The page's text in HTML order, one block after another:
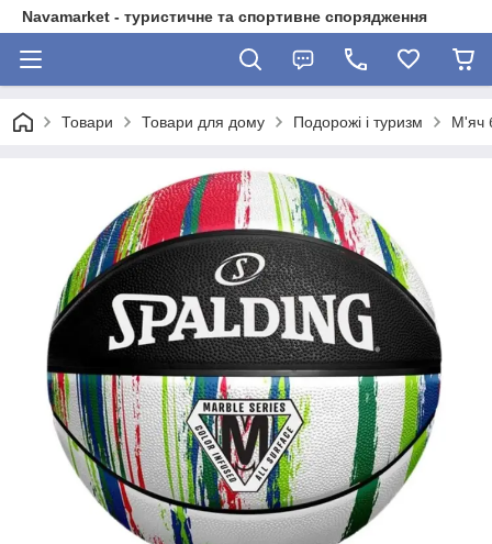
Navamarket - туристичне та спортивне спорядження
Товари Товари для дому Подорожі і туризм М'яч